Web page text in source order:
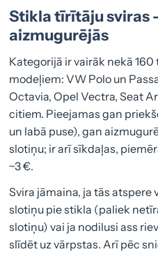
Stikla tīrītāju sviras
aizmugurējās
Kategorijā ir vairāk nekā
modeļiem: VW Polo un
Octavia, Opel Vectra, Seat
citiem. Pieejamas gan
un labā puse), gan
slotiņu; ir arī sīkdaļas,
~3 €.
Svira jāmaina, ja tās
slotiņu pie stikla (paliek
slotiņu) vai ja nodilusi ass
slīdēt uz vārpstas. Arī pēc